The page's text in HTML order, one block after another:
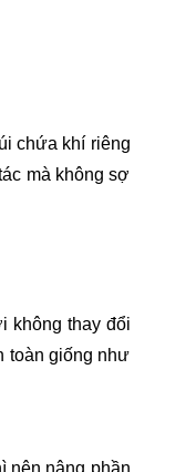
chứa khí riêng
mà không sợ
không thay đổi
toàn giống như
nên nâng phần